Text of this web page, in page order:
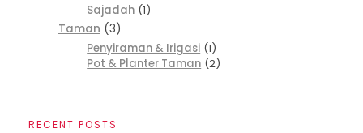
Sajadah 1
Taman
3
Penyiraman & Irigasi 1
Pot & Planter Taman 2
RECENT POSTS